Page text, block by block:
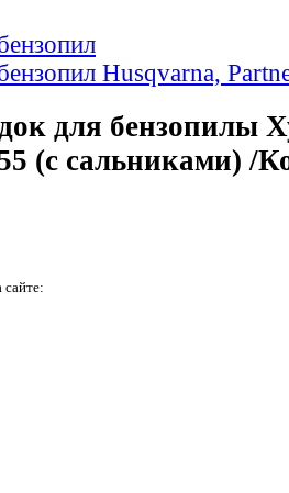
Husqvarna,
для бензопилы
(с сальниками) /
сайте: